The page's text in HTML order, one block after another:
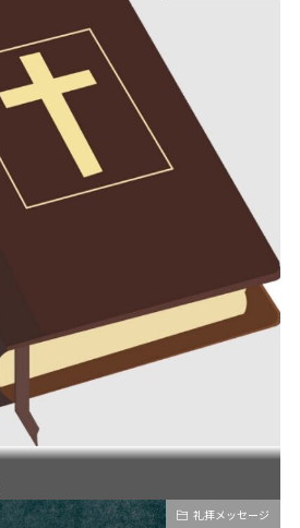
礼拝メッセージ